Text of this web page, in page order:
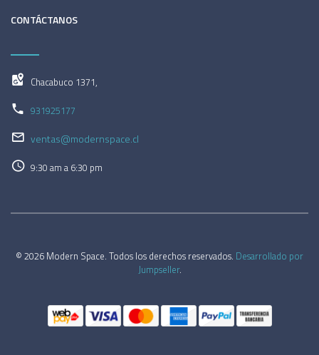
CONTÁCTANOS
Chacabuco 1371,
931925177
ventas@modernspace.cl
9:30 am a 6:30 pm
© 2026 Modern Space. Todos los derechos reservados. Desarrollado por
Jumpseller.